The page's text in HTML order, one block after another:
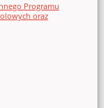
Programu
oraz